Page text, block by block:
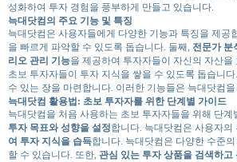
성화하여 투자 경험을 풍부하게 만들고 있습니다.
늑대닷컴의 주요 기능 및 특징
늑대닷컴은 사용자들에게 다양한 기능과 특징을 제공
을 빠르게 파악할 수 있도록 돕습니다. 둘째, 전문가 분
리오 관리 기능을 제공하여 투자자들이 자신의 자산
초보 투자자들이 투자 지식을 쌓을 수 있도록 돕습니
수 있는 장을 마련합니다. 이러한 기능들은 늑대닷컴
늑대닷컴 활용법: 초보 투자자를 위한 단계별 가이드
늑대닷컴을 처음 사용하는 초보 투자자들을 위해 단
투자 목표와 성향을 설정합니다. 늑대닷컴은 사용자
여 투자 지식을 습득합니다. 늑대닷컴은 다양한 수준
할 수 있습니다. 또한, 관심 있는 투자 상품을 검색하고